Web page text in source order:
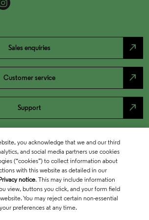
Sales enquiries north_east
Customer service north_east
Support north_east
you acknowledge that we and our third
and social media partners use cookies
(“cookies”) to collect information about
with this website as detailed in our
notice. This may include information
view, buttons you click, and your form field
You may reject certain non-essential
preferences at any time.